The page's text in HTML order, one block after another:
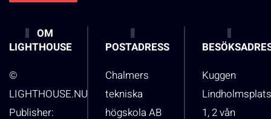
OM
LIGHTHOUSE
©
LIGHTHOUSE.NU
Publisher:
POSTADRESS
Chalmers
tekniska
högskola AB
Kuggen
1, 2 vån